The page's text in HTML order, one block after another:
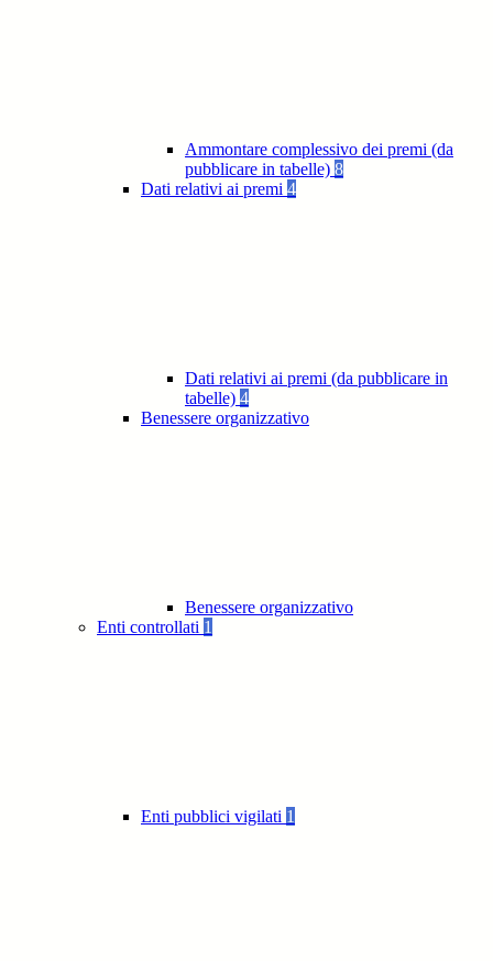
Ammontare complessivo dei premi (da
pubblicare in tabelle) 8
Dati relativi ai premi 4
Dati relativi ai premi (da pubblicare in
tabelle) 4
Benessere organizzativo
Benessere organizzativo
Enti controllati 1
Enti pubblici vigilati 1